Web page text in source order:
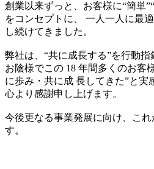
創業以来ずっと、お客様に“簡単
をコンセプトに、 一人一人に最
し続けてきました。
弊社は、“共に成長する”を行動指
お陰様でこの 18 年間多くのお客
に歩み・共に成 長してきた”と実
心より感謝申し上げます。
今後更なる事業発展に向け、こ
す。